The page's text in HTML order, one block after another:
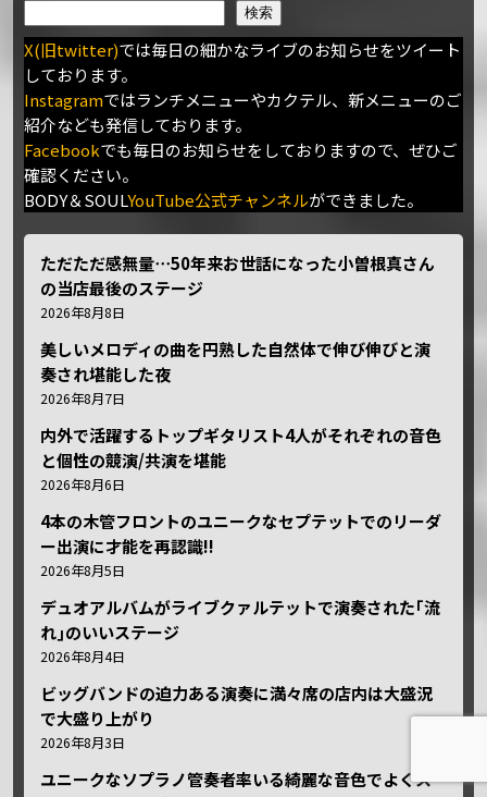
検索
X(旧twitter)では毎日の細かなライブのお知らせをツイート
しております。
Instagramではランチメニューやカクテル、新メニューのご
紹介なども発信しております。
Facebookでも毎日のお知らせをしておりますので、ぜひご
確認ください。
BODY＆SOULYouTube公式チャンネルができました。
ただただ感無量⋯50年来お世話になった小曽根真さん
の当店最後のステージ
2026年8月8日
美しいメロディの曲を円熟した自然体で伸び伸びと演
奏され堪能した夜
2026年8月7日
内外で活躍するトップギタリスト4人がそれぞれの音色
と個性の競演/共演を堪能
2026年8月6日
4本の木管フロントのユニークなセプテットでのリーダ
ー出演に才能を再認識!!
2026年8月5日
デュオアルバムがライブクァルテットで演奏された｢流
れ｣のいいステージ
2026年8月4日
ビッグバンドの迫力ある演奏に満々席の店内は大盛況
で大盛り上がり
2026年8月3日
ユニークなソプラノ管奏者率いる綺麗な音色でよくス